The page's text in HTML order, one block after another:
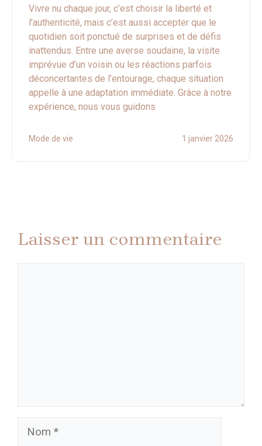
Vivre nu chaque jour, c’est choisir la liberté et
l’authenticité, mais c’est aussi accepter que le
quotidien soit ponctué de surprises et de défis
inattendus. Entre une averse soudaine, la visite
imprévue d’un voisin ou les réactions parfois
déconcertantes de l’entourage, chaque situation
appelle à une adaptation immédiate. Grâce à notre
expérience, nous vous guidons
Mode de vie 1 janvier 2026
Laisser un commentaire
Nom